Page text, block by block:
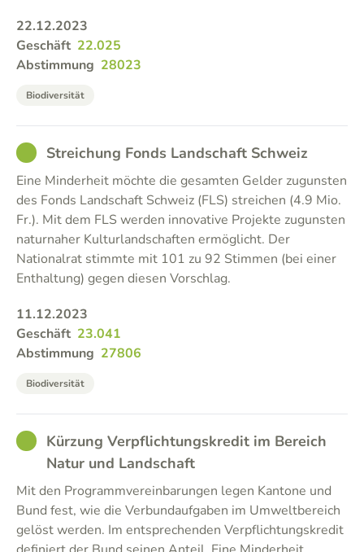
22.12.2023
Geschäft 22.025
Abstimmung 28023
Biodiversität
GOODStreichung Fonds Landschaft Schweiz
Eine Minderheit möchte die gesamten Gelder zugunsten
des Fonds Landschaft Schweiz (FLS) streichen (4.9 Mio.
Fr.). Mit dem FLS werden innovative Projekte zugunsten
naturnaher Kulturlandschaften ermöglicht. Der
Nationalrat stimmte mit 101 zu 92 Stimmen (bei einer
Enthaltung) gegen diesen Vorschlag.
11.12.2023
Geschäft 23.041
Abstimmung 27806
Biodiversität
GOODKürzung Verpflichtungskredit im Bereich
Natur und Landschaft
Mit den Programmvereinbarungen legen Kantone und
Bund fest, wie die Verbundaufgaben im Umweltbereich
gelöst werden. Im entsprechenden Verpflichtungskredit